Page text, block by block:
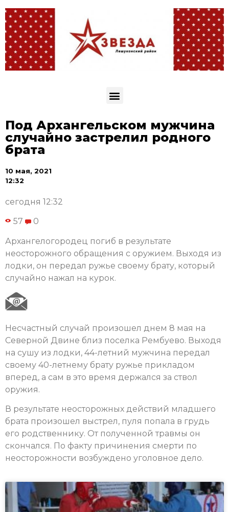
Под Архангельском мужчина
случайно застрелил родного
брата
10 мая, 2021
12:32
сегодня 12:32
57 0
Архангелогородец погиб в результате
неосторожного обращения с оружием. Выходя из
лодки, он передал ружье своему брату, который
случайно нажал на курок.
Несчастный случай произошел днем 8 мая на
Северной Двине близ поселка Рембуево. Выходя
на сушу из лодки, 44-летний мужчина передал
своему 40-летнему брату ружье прикладом
вперед, а сам в это время держался за ствол
оружия.
В результате неосторожных действий младшего
брата произошел выстрел, пуля попала в грудь
его родственнику. От полученной травмы он
скончался. По факту причинения смерти по
неосторожности возбуждено уголовное дело.